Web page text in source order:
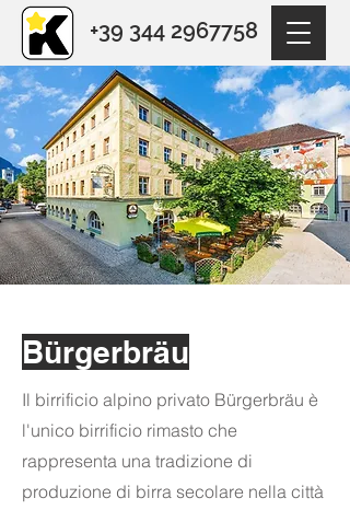
+39 344 2967758
Bürgerbräu
Il birrificio alpino privato Bürgerbräu è
l'unico birrificio rimasto che
rappresenta una tradizione di
produzione di birra secolare nella città